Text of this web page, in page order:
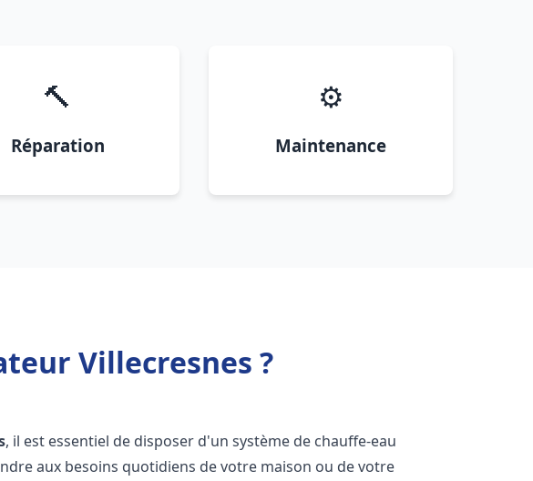
🔨
Réparation
⚙️
Maintenance
Villecresnes ?
, il est essentiel de disposer d'un système de chauffe-eau
aux besoins quotidiens de votre maison ou de votre